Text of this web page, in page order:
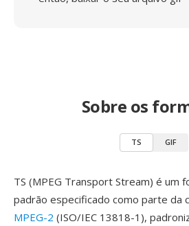
Sobre os
TS GIF
TS (MPEG Transport Stream) é um
padrão especificado como parte da
MPEG-2 (ISO/IEC 13818-1),